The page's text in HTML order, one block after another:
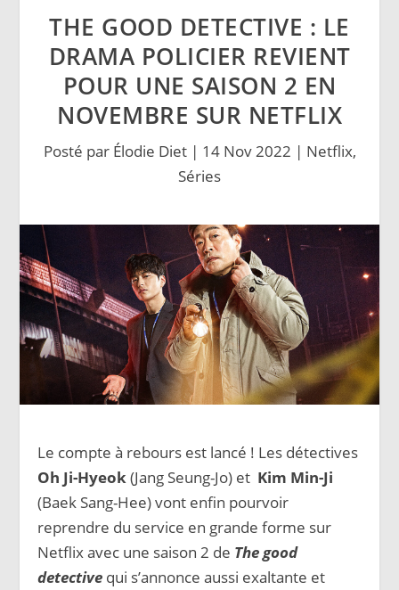
THE GOOD DETECTIVE : LE
DRAMA POLICIER REVIENT
POUR UNE SAISON 2 EN
NOVEMBRE SUR NETFLIX
Posté par Élodie Diet| 14 Nov 2022 | Netflix,
Séries
Le compte à rebours est lancé ! Les détectives
Oh Ji-Hyeok (Jang Seung-Jo) et Kim Min-Ji
(Baek Sang-Hee) vont enfin pourvoir
reprendre du service en grande forme sur
Netflix avec une saison 2 de The good
detective qui s’annonce aussi exaltante et